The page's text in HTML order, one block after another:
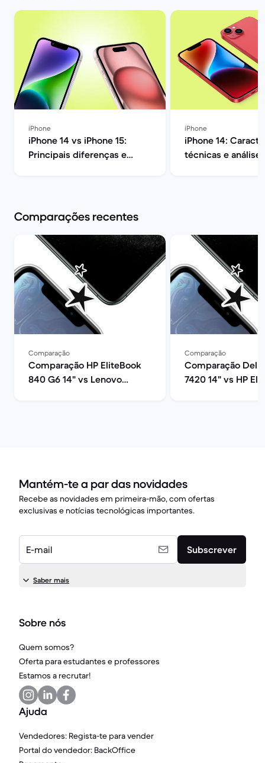
iPhone
iPhone 14 vs iPhone 15:
Principais diferenças e
iPhone
iPhone 14:
técnicas e
Comparações recentes
Comparação
Comparação HP EliteBook
840 G6 14" vs Lenovo
Comparação
Comparação Dell
7420 14" vs HP
Mantém-te a par das novidades
Recebe as novidades em primeira-mão, com ofertas
exclusivas e notícias tecnológicas importantes.
E-mail Subscrever
Saber mais
Sobre nós
Quem somos?
Oferta para estudantes e professores
Estamos a recrutar!
Ajuda
Vendedores: Regista-te para vender
Portal do vendedor: BackOffice